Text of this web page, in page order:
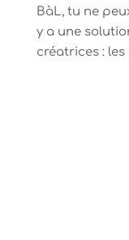
BàL, tu ne
y a une
créatrices :